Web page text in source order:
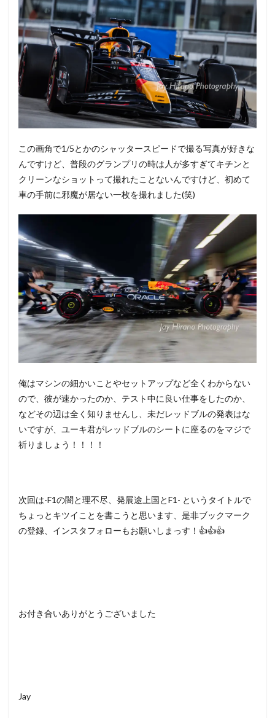
この画角で1/5とかのシャッタースピードで撮る写真が好きな
んですけど、普段のグランプリの時は人が多すぎてキチンと
クリーンなショットって撮れたことないんですけど、初めて
車の手前に邪魔が居ない一枚を撮れました(笑)
俺はマシンの細かいことやセットアップなど全くわからない
ので、彼が速かったのか、テスト中に良い仕事をしたのか、
などその辺は全く知りませんし、未だレッドブルの発表はな
いですが、ユーキ君がレッドブルのシートに座るのをマジで
祈りましょう！！！！
次回は-F1の闇と理不尽、発展途上国とF1- というタイトルで
ちょっとキツイことを書こうと思います、是非ブックマーク
の登録、インスタフォローもお願いしまっす！👍👍👍
お付き合いありがとうございました
Jay